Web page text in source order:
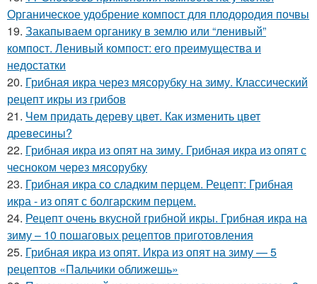
Органическое удобрение компост для плодородия почвы
19. Закапываем органику в землю или “ленивый”
компост. Ленивый компост: его преимущества и
недостатки
20. Грибная икра через мясорубку на зиму. Классический
рецепт икры из грибов
21. Чем придать дереву цвет. Как изменить цвет
древесины?
22. Грибная икра из опят на зиму. Грибная икра из опят с
чесноком через мясорубку
23. Грибная икра со сладким перцем. Рецепт: Грибная
икра - из опят с болгарским перцем.
24. Рецепт очень вкусной грибной икры. Грибная икра на
зиму – 10 пошаговых рецептов приготовления
25. Грибная икра из опят. Икра из опят на зиму — 5
рецептов «Пальчики оближешь»